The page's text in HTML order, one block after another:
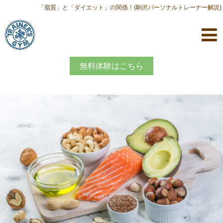
「脂質」と「ダイエット」の関係！(駒沢パーソナルトレーナー解説)
無料体験はこちら